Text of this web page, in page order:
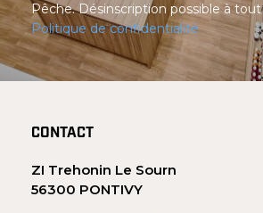
Pêche. Désinscription possible à
Politique de confidentialité
CONTACT
ZI Trehonin Le Sourn
56300 PONTIVY